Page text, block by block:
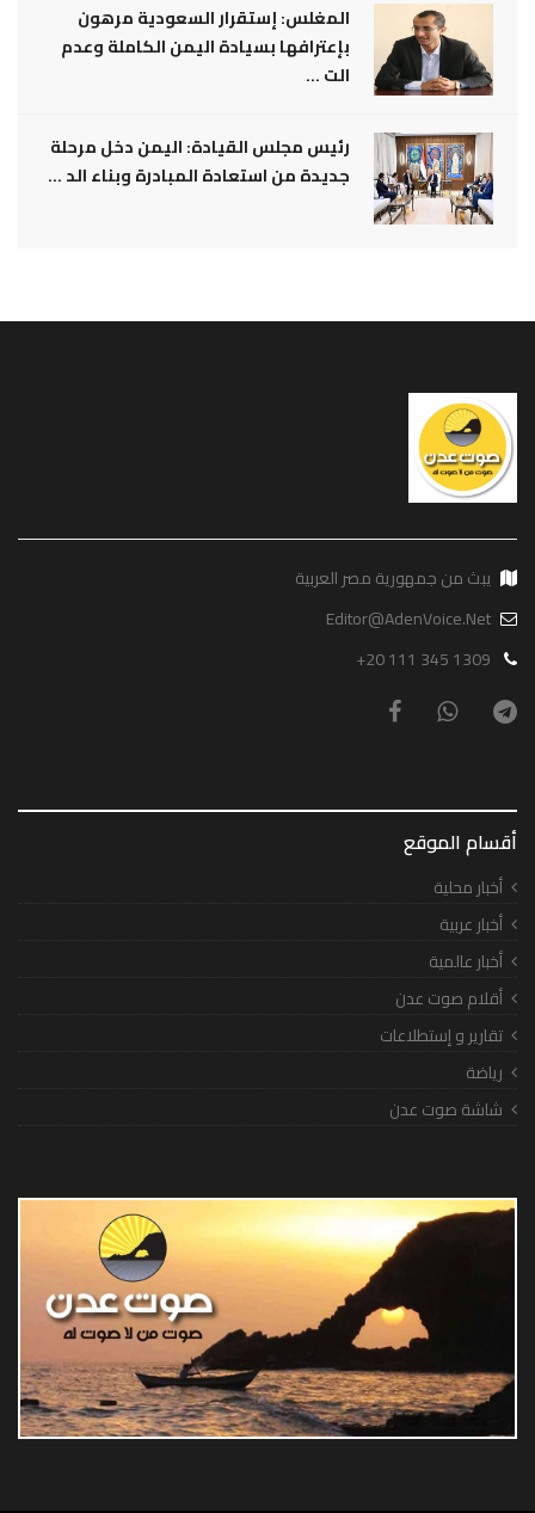
المغلس: إستقرار السعودية مرهون
بإعترافها بسيادة اليمن الكاملة وعدم
الت ...
رئيس مجلس القيادة: اليمن دخل مرحلة
جديدة من استعادة المبادرة وبناء الد ...
يبث من جمهورية مصر العربية
Editor@AdenVoice.Net
+20 111 345 1309
أقسام الموقع
أخبار محلية
أخبار عربية
أخبار عالمية
أقلام صوت عدن
تقارير و إستطلاعات
رياضة
شاشة صوت عدن